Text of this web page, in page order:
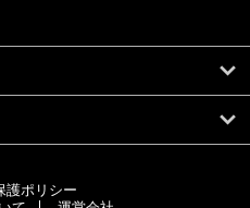
護ポリシー